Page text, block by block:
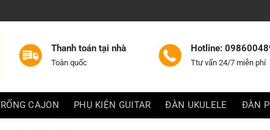
Thanh toán tại nhà
Toàn quốc
Hotline:
Ttư vấn 24/7 miễn phí
CAJON PHỤ KIỆN GUITAR ĐÀN UKULELE ĐÀN